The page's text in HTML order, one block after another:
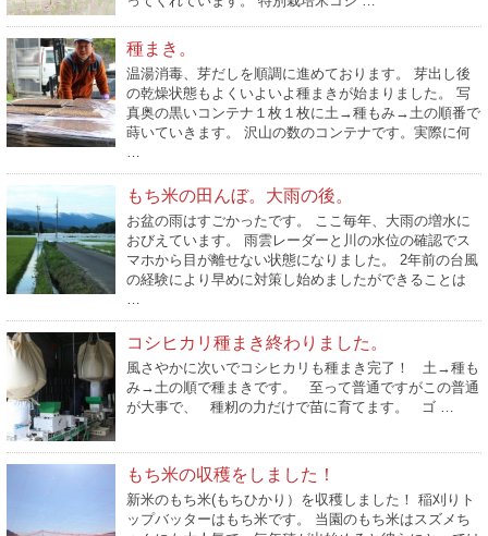
種まき。
温湯消毒、芽だしを順調に進めております。 芽出し後
の乾燥状態もよくいよいよ種まきが始まりました。 写
真奥の黒いコンテナ１枚１枚に土→種もみ→土の順番で
蒔いていきます。 沢山の数のコンテナです。実際に何
…
もち米の田んぼ。大雨の後。
お盆の雨はすごかったです。 ここ毎年、大雨の増水に
おびえています。 雨雲レーダーと川の水位の確認でス
マホから目が離せない状態になりました。 2年前の台風
の経験により早めに対策し始めましたができることは
…
コシヒカリ種まき終わりました。
風さやかに次いでコシヒカリも種まき完了！ 土→種も
み→土の順で種まきです。 至って普通ですがこの普通
が大事で、 種籾の力だけで苗に育てます。 ゴ …
もち米の収穫をしました！
新米のもち米(もちひかり）を収穫しました！ 稲刈りト
ップバッターはもち米です。 当園のもち米はスズメち